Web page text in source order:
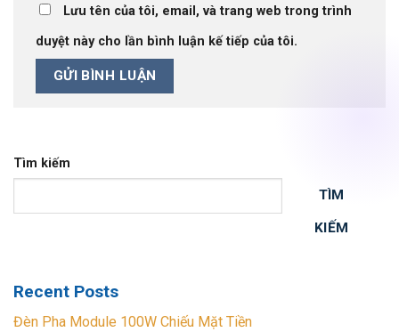
Lưu tên của tôi, email, và trang web trong trình
duyệt này cho lần bình luận kế tiếp của tôi.
Tìm kiếm
TÌM
KIẾM
Recent Posts
Đèn Pha Module 100W Chiếu Mặt Tiền